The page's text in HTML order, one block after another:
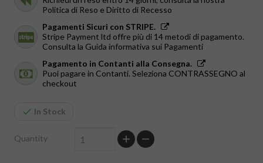
Politica di Reso e Diritto di Recesso
Pagamenti Sicuri con STRIPE.
Stripe Payment ltd offre più di 14 metodi di pagamento.
Consulta la Guida informativa sui Pagamenti
Pagamento in Contanti alla Consegna.
Puoi pagare in Contanti. Seleziona CONTRASSEGNO al
checkout
In Stock
Quantity